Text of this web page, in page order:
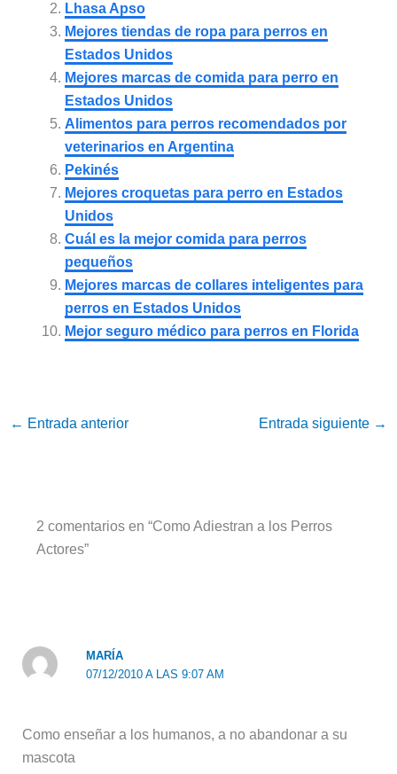
Lhasa Apso
Mejores tiendas de ropa para perros en
Estados Unidos
Mejores marcas de comida para perro en
Estados Unidos
Alimentos para perros recomendados por
veterinarios en Argentina
Pekinés
Mejores croquetas para perro en Estados
Unidos
Cuál es la mejor comida para perros
pequeños
Mejores marcas de collares inteligentes para
perros en Estados Unidos
Mejor seguro médico para perros en Florida
← Entrada anterior Entrada siguiente →
2 comentarios en “Como Adiestran a los Perros
Actores”
MARÍA
07/12/2010 A LAS 9:07 AM
Como enseñar a los humanos, a no abandonar a su
mascota